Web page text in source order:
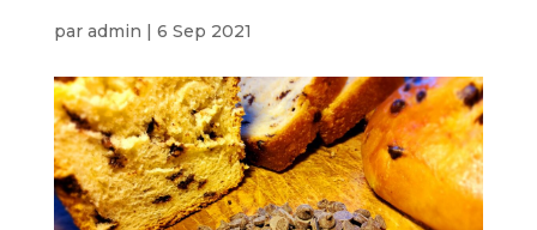
par admin | 6 Sep 2021